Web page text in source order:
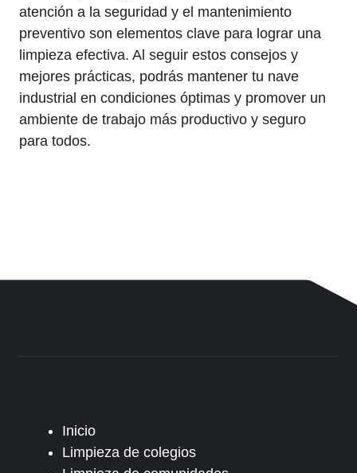
atención a la seguridad y el mantenimiento
preventivo son elementos clave para lograr una
limpieza efectiva. Al seguir estos consejos y
mejores prácticas, podrás mantener tu nave
industrial en condiciones óptimas y promover un
ambiente de trabajo más productivo y seguro
para todos.
Inicio
Limpieza de colegios